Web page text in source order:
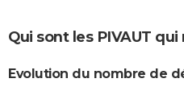
Qui sont les PIVAUT
Evolution du nombre de